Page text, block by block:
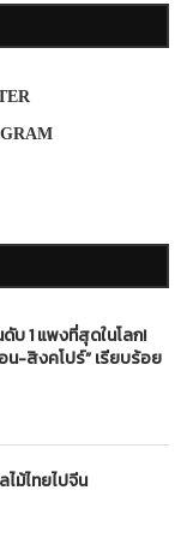
บ 1 แพงที่สุดในโลก!
น-สิงคโปร์” เรียบร้อย
ม้ไทยไปจีน